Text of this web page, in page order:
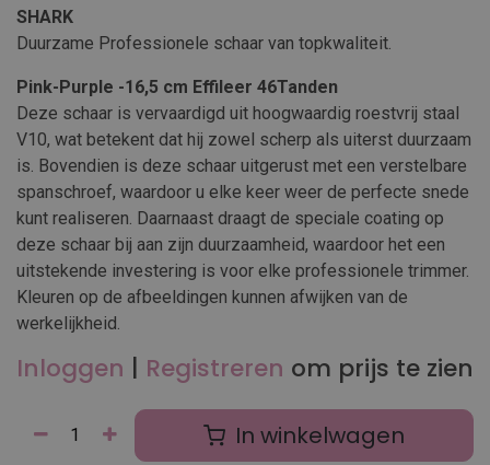
SHARK
Duurzame Professionele schaar van topkwaliteit.
Pink-Purple -16,5 cm Effileer 46Tanden
Deze schaar is vervaardigd uit hoogwaardig roestvrij staal
V10, wat betekent dat hij zowel scherp als uiterst duurzaam
is. Bovendien is deze schaar uitgerust met een verstelbare
spanschroef, waardoor u elke keer weer de perfecte snede
kunt realiseren. Daarnaast draagt de speciale coating op
deze schaar bij aan zijn duurzaamheid, waardoor het een
uitstekende investering is voor elke professionele trimmer.
Kleuren op de afbeeldingen kunnen afwijken van de
werkelijkheid.
Inloggen Registreren om prijs te zien
In winkelwagen